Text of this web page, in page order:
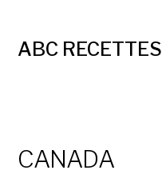
ABC RECETTES
CANADA